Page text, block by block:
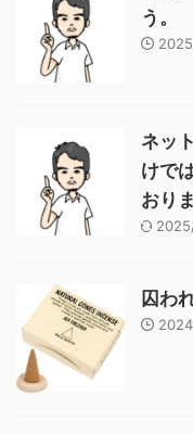
う。
ネッ
けで
おり
囚わ